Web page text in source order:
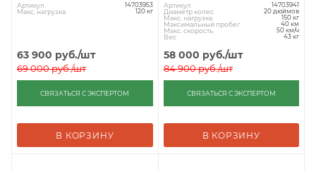
Артикул 14703953
Макс. нагрузка 120 кг
63 900 руб./шт
69 000руб./шт
СВЯЗАТЬСЯ С ЭКСПЕРТОМ
В КОРЗИНУ
Артикул 14703941
Диаметр колес 20 дюймов
Макс. нагрузка 150 кг
Максимальный пробег 40 км
Макс. скорость 50 км/ч
Вес 43 кг
58 000 руб./шт
84 900руб./шт
СВЯЗАТЬСЯ С ЭКСПЕРТОМ
В КОРЗИНУ